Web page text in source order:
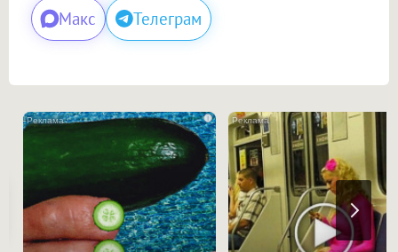
Макс Телеграм
i